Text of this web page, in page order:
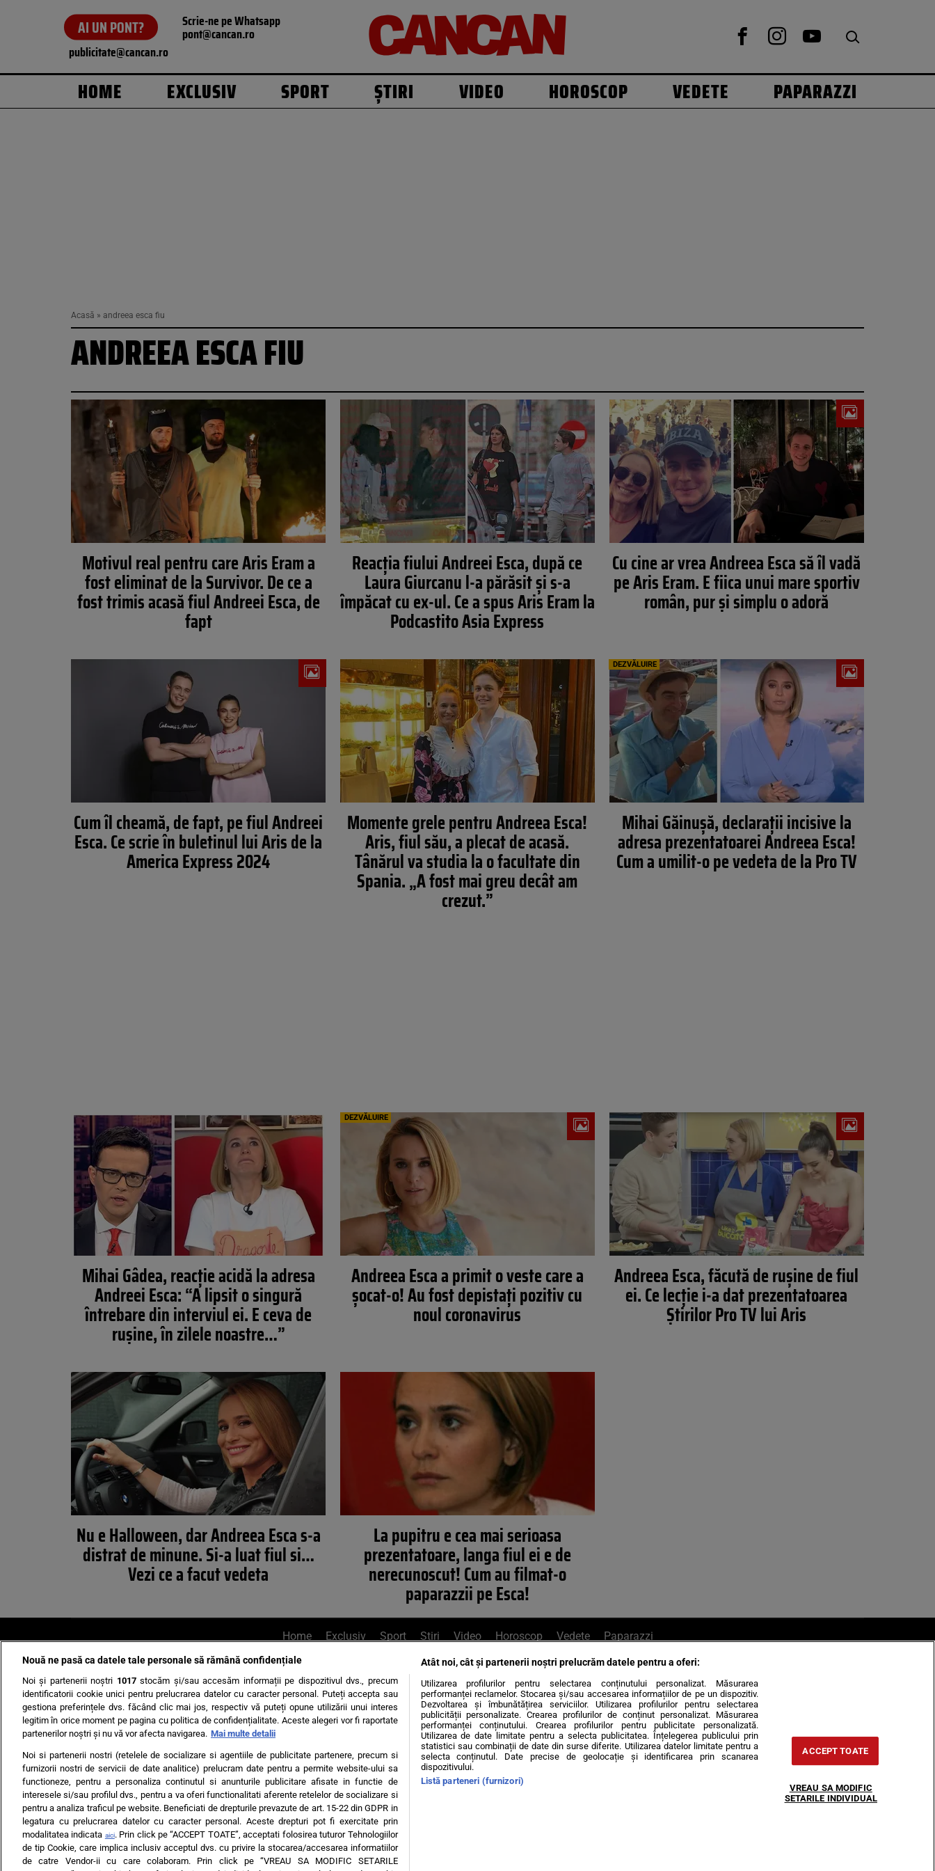
AI UN PONT? Scrie-ne pe Whatsapp
pont@cancan.ro
publicitate@cancan.ro
HOME EXCLUSIV SPORT ȘTIRI VIDEO HOROSCOP VEDETE PAPARAZZI
Acasă » andreea esca fiu
ANDREEA ESCA FIU
Motivul real pentru care Aris Eram a
fost eliminat de la Survivor. De ce a
fost trimis acasă fiul Andreei Esca, de
fapt
Reacția fiului Andreei Esca, după ce
Laura Giurcanu l-a părăsit și s-a
împăcat cu ex-ul. Ce a spus Aris Eram la
Podcastito Asia Express
Cu cine ar vrea Andreea Esca să îl vadă
pe Aris Eram. E fiica unui mare sportiv
român, pur și simplu o adoră
Cum îl cheamă, de fapt, pe fiul Andreei
Esca. Ce scrie în buletinul lui Aris de la
America Express 2024
Momente grele pentru Andreea Esca!
Aris, fiul său, a plecat de acasă.
Tânărul va studia la o facultate din
Spania. „A fost mai greu decât am
crezut.”
DEZVĂLUIRE
Mihai Găinușă, declarații incisive la
adresa prezentatoarei Andreea Esca!
Cum a umilit-o pe vedeta de la Pro TV
Mihai Gâdea, reacție acidă la adresa
Andreei Esca: “A lipsit o singură
întrebare din interviul ei. E ceva de
rușine, în zilele noastre…”
DEZVĂLUIRE
Andreea Esca a primit o veste care a
şocat-o! Au fost depistaţi pozitiv cu
noul coronavirus
Andreea Esca, făcută de rușine de fiul
ei. Ce lecție i-a dat prezentatoarea
Știrilor Pro TV lui Aris
Nu e Halloween, dar Andreea Esca s-a
distrat de minune. Si-a luat fiul si…
Vezi ce a facut vedeta
La pupitru e cea mai serioasa
prezentatoare, langa fiul ei e de
nerecunoscut! Cum au filmat-o
paparazzii pe Esca!
Home Exclusiv Sport Știri Video Horoscop Vedete Paparazzi
AI UN PONT? Scrie-ne pe Whatsapp, sună la 0741226226 sau trimite mail la pont@cancan.ro
Știri interne Știri externe Politică
Ultimele stiri Diete Insula Iubirii Dictionar de vise LIFE STYLE Horoscop
Echipa editorială Termeni si condiții Politica de confidențialitate
Nouă ne pasă ca datele tale personale să rămână confidențiale
Noi și partenerii noștri 1017stocăm și/sau accesăm informații pe dispozitivul dvs., precum
identificatorii cookie unici pentru prelucrarea datelor cu caracter personal. Puteți accepta sau
gestiona preferințele dvs. făcând clic mai jos, respectiv vă puteți opune utilizării unui interes
legitim în orice moment pe pagina cu politica de confidențialitate. Aceste alegeri vor fi raportate
partenerilor noștri și nu vă vor afecta navigarea. Mai multe detalii
Noi si partenerii nostri (retelele de socializare si agentiile de publicitate partenere, precum si
furnizorii nostri de servicii de date analitice) prelucram date pentru a permite website-ului sa
functioneze, pentru a personaliza continutul si anunturile publicitare afisate in functie de
interesele si/sau profilul dvs., pentru a va oferi functionalitati aferente retelelor de socializare si
pentru a analiza traficul pe website. Beneficiati de drepturile prevazute de art. 15-22 din GDPR in
legatura cu prelucrarea datelor cu caracter personal. Aceste drepturi pot fi exercitate prin
modalitatea indicata aici. Prin click pe “ACCEPT TOATE”, acceptati folosirea tuturor Tehnologiilor
de tip Cookie, care implica inclusiv acceptul dvs. cu privire la stocarea/accesarea informatiilor
de catre Vendor-ii cu care colaboram. Prin click pe “VREAU SA MODIFIC SETARILE
Atât noi, cât și partenerii noștri prelucrăm datele pentru a oferi:
Utilizarea profilurilor pentru selectarea conținutului personalizat. Măsurarea
performanței reclamelor. Stocarea și/sau accesarea informațiilor de pe un dispozitiv.
Dezvoltarea și îmbunătățirea serviciilor. Utilizarea profilurilor pentru selectarea
publicității personalizate. Crearea profilurilor de conținut personalizat. Măsurarea
performanței conținutului. Crearea profilurilor pentru publicitate personalizată.
Utilizarea de date limitate pentru a selecta publicitatea. Înțelegerea publicului prin
statistici sau combinații de date din surse diferite. Utilizarea datelor limitate pentru a
selecta conținutul. Date precise de geolocație și identificarea prin scanarea
dispozitivului.
Listă parteneri (furnizori)
ACCEPT TOATE
VREAU SA MODIFIC
SETARILE INDIVIDUAL